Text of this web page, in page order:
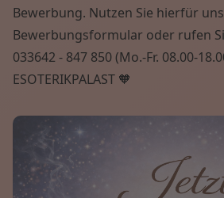
Bewerbung. Nutzen Sie hierfür
Bewerbungsformular oder rufen
033642 - 847 850 (Mo.-Fr. 08.00-
ESOTERIKPALAST 🧡